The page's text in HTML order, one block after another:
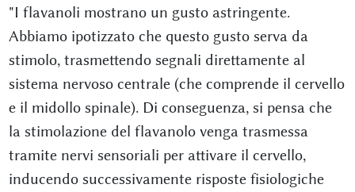
"I flavanoli mostrano un gusto astringente.
Abbiamo ipotizzato che questo gusto serva da
stimolo, trasmettendo segnali direttamente al
sistema nervoso centrale (che comprende il cervello
e il midollo spinale). Di conseguenza, si pensa che
la stimolazione del flavanolo venga trasmessa
tramite nervi sensoriali per attivare il cervello,
inducendo successivamente risposte fisiologiche